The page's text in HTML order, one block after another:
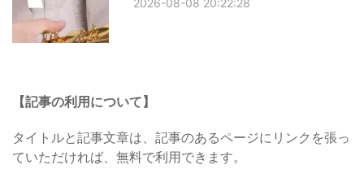
2026-08-08 20:22:28
【記事の利用について】
タイトルと記事文章は、記事のあるページにリンクを張っ
ていただければ、無料で利用できます。